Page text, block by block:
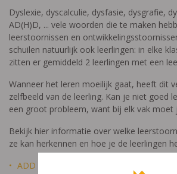
Dyslexie, dyscalculie, dysfasie, dysgrafie,
AD(H)D, ... vele woorden die te maken
leerstoornissen en
schuilen natuurlijk ook leerlingen: in elke
zitten er gemiddeld 2 leerlingen met een
Wanneer het leren moeilijk gaat, heeft dit
zelfbeeld van de leerling. Kan je niet goed
een groot probleem, want bij elk vak moet
Bekijk hier informatie over welke
ze kan herkennen en hoe je de leerlingen
ADD